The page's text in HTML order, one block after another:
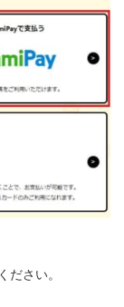
ださい。